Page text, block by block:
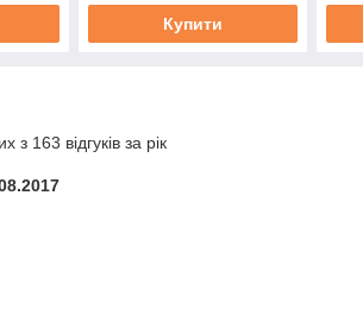
Купити
з 163 відгуків за рік